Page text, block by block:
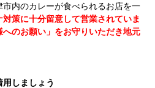
内のカレーが食べられるお店を一
策に十分留意して営業されていま
のお願い」をお守りいただき地元
用しましょう